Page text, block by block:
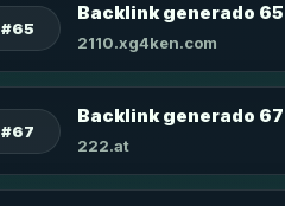
#65
Backlink generado 65
2110.xg4ken.com
#67
Backlink generado 67
222.at